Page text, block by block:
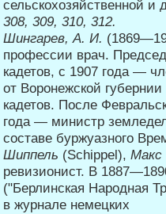
сельскохозяйственной и
308, 309, 310, 312.
Шингарев, А. И.
профессии врач.
кадетов, с 1907 года —
от Воронежской
ка­детов. После
года — министр
составе буржуазного
Шиппель (Schippel), Макс
ревизионист. В
("Берлинская Народная
в журнале немецких